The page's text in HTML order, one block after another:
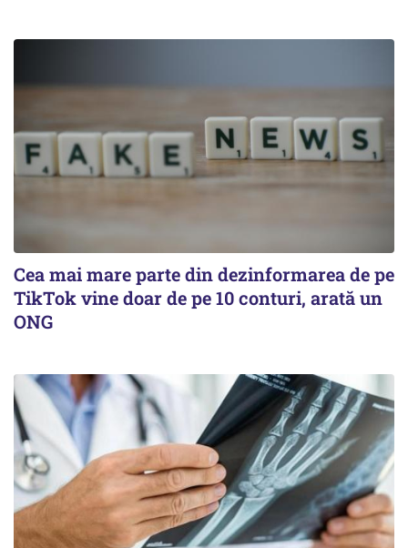
Cea mai mare parte din dezinformarea de pe
TikTok vine doar de pe 10 conturi, arată un
ONG